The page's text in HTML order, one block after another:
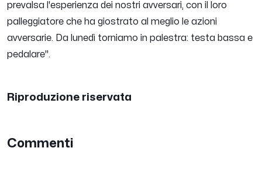
prevalsa l'esperienza dei nostri avversari, con il loro
palleggiatore che ha giostrato al meglio le azioni
avversarie. Da lunedì torniamo in palestra: testa bassa e
pedalare".
Riproduzione riservata
Commenti